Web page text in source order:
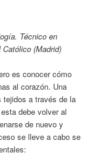
Técnico en
(Madrid)
es conocer cómo
al corazón. Una
tejidos a través de la
debe volver al
de nuevo y
se lleve a cabo se